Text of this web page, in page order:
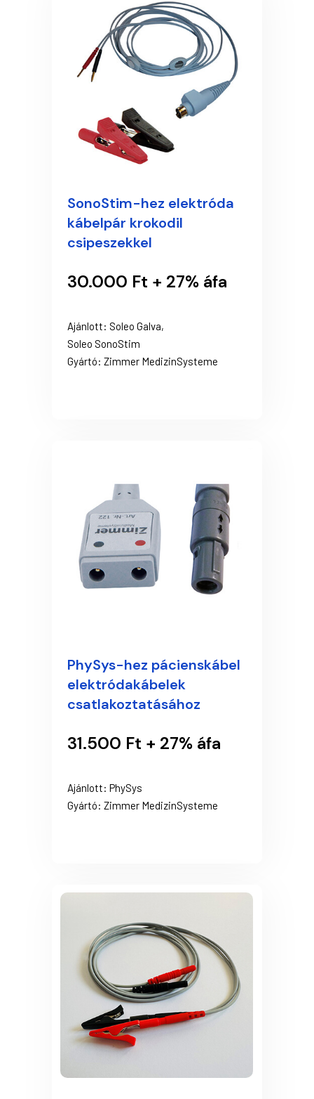
SonoStim-hez elektróda
kábelpár krokodil
csipeszekkel
30.000 Ft + 27% áfa
Ajánlott: Soleo Galva,
Soleo SonoStim
Gyártó: Zimmer MedizinSysteme
PhySys-hez pácienskábel
elektródakábelek
csatlakoztatásához
31.500 Ft + 27% áfa
Ajánlott: PhySys
Gyártó: Zimmer MedizinSysteme